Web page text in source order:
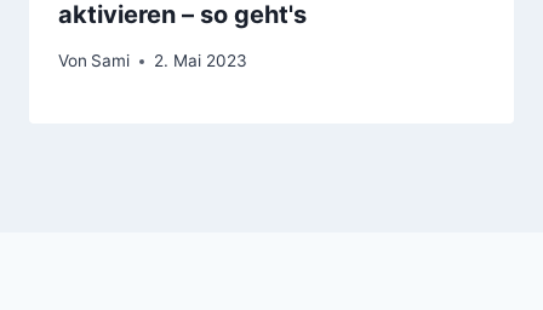
aktivieren – so geht's
Von Sami 2. Mai 2023